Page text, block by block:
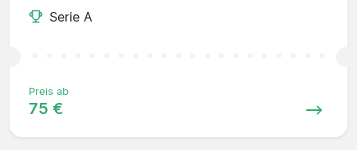
Serie A
Preis ab
75 €